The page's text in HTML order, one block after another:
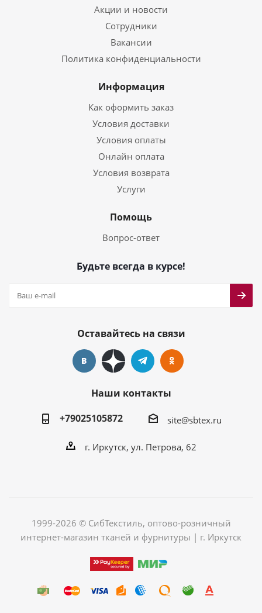
Акции и новости
Сотрудники
Вакансии
Политика конфиденциальности
Информация
Как оформить заказ
Условия доставки
Условия оплаты
Онлайн оплата
Условия возврата
Услуги
Помощь
Вопрос-ответ
Будьте всегда в курсе!
Оставайтесь на связи
Наши контакты
+79025105872
site@sbtex.ru
г. Иркутск, ул. Петрова, 62
1999-2026 © СибТекстиль, оптово-розничный
интернет-магазин тканей и фурнитуры | г. Иркутск